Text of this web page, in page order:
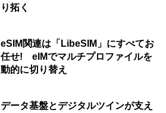
り拓く
eSIM関連は「LibeSIM」にすべてお
任せ! eIMでマルチプロファイルを
動的に切り替え
データ基盤とデジタルツインが支え